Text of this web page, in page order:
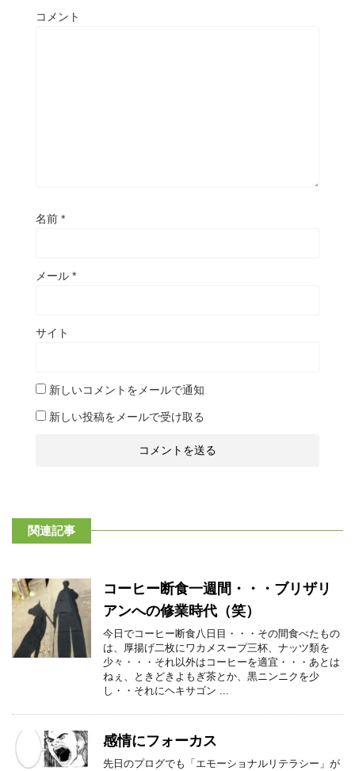
コメント
名前 *
メール *
サイト
新しいコメントをメールで通知
新しい投稿をメールで受け取る
関連記事
コーヒー断食一週間・・・ブリザリ
アンへの修業時代（笑）
今日でコーヒー断食八日目・・・その間食べたもの
は、厚揚げ二枚にワカメスープ三杯、ナッツ類を
少々・・・それ以外はコーヒーを適宜・・・あとは
ねぇ、ときどきよもぎ茶とか、黒ニンニクを少
し・・それにヘキサゴン ...
感情にフォーカス
先日のプログでも「エモーショナルリテラシー」が